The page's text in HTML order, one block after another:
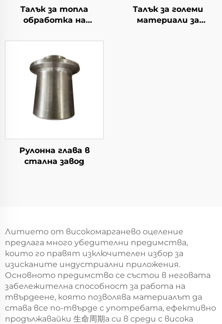
Талък за топла
обработка на
Талък за големи
материали за
Рулонна глава в
стална завод
Литието от високомарганево оцеление
предлага много убедителни предимства,
които го правят изключителен избор за
изисканите индустриални приложения.
Основното предимство се състои в неговата
забележителна способност за работа на
твърдеене, която позволява материалът да
става все по-твърде с употребата, ефективно
продължавайки 生命周期а си в среди с висока